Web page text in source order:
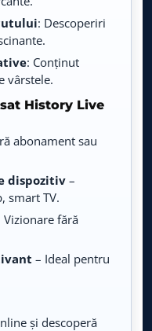
: Descoperiri
: Conținut
vârstele.
History Live
abonament sau
dispozitiv–
smart TV.
Vizionare fără
– Ideal pentru
și descoperă